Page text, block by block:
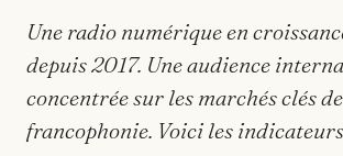
Une radio numérique en
depuis 2017. Une audience
concentrée sur les marchés clés
francophonie. Voici les